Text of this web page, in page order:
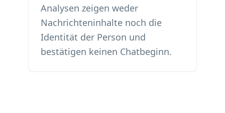
Analysen zeigen weder
Nachrichteninhalte noch die
Identität der Person und
bestätigen keinen Chatbeginn.